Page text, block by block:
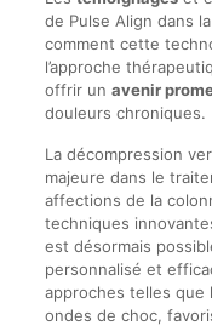
de Pulse Align dans
comment cette
l’approche
offrir un avenir
douleurs chroniques.
La décompression
majeure dans le
affections de la
techniques
est désormais
personnalisé et
approches telles que
ondes de choc,